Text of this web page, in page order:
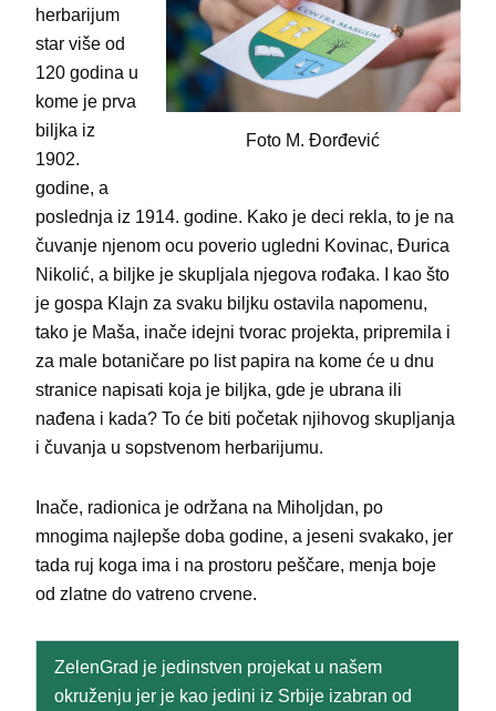
Foto M. Đorđević
herbarijum
star više od
120 godina u
kome je prva
biljka iz
1902.
godine, a
poslednja iz 1914. godine. Kako je deci rekla, to je na
čuvanje njenom ocu poverio ugledni Kovinac, Đurica
Nikolić, a biljke je skupljala njegova rođaka. I kao što
je gospa Klajn za svaku biljku ostavila napomenu,
tako je Maša, inače idejni tvorac projekta, pripremila i
za male botaničare po list papira na kome će u dnu
stranice napisati koja je biljka, gde je ubrana ili
nađena i kada? To će biti početak njihovog skupljanja
i čuvanja u sopstvenom herbarijumu.
Inače, radionica je održana na Miholjdan, po
mnogima najlepše doba godine, a jeseni svakako, jer
tada ruj koga ima i na prostoru peščare, menja boje
od zlatne do vatreno crvene.
ZelenGrad je jedinstven projekat u našem
okruženju jer je kao jedini iz Srbije izabran od